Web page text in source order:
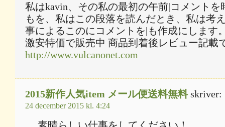
私はkavin、その私の最初の午前|コメントを
もを、私はこの段落を読んだとき、私は考
事によるこのにコメントを|も作成にします
激安特価で販売中 商品到着後レビュー記載
http://www.vulcanonet.com
2015新作人気item メール便送料無料 skriver:
24 december 2015 kl. 4:24